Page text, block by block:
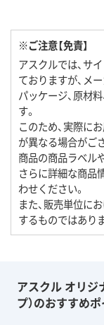
※ご注意【免責】
アスクルでは、サ
ておりますが、メー
パッケージ、原材
す。
このため、実際に
が異なる場合がご
商品の商品ラベル
さらに詳細な商品
わせください。
また、販売単位に
するものではあり
アスクル オリジ
プ）のおすすめ